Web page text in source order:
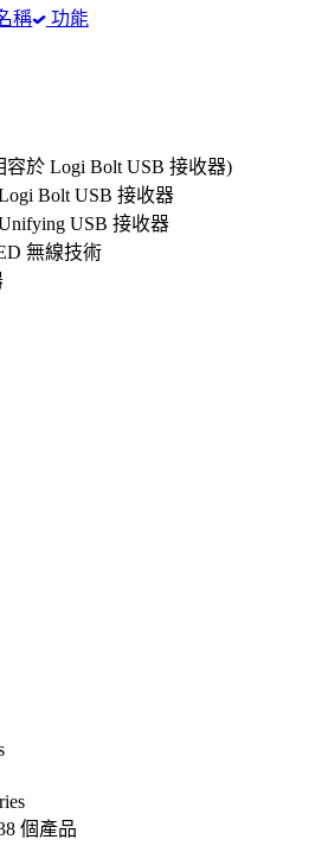
稱 功能
容於 Logi Bolt USB 接收器)
Bolt USB 接收器
USB 接收器
無線技術
個產品